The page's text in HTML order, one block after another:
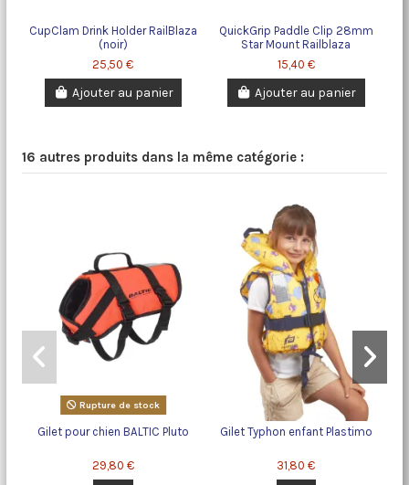
CupClam Drink Holder RailBlaza
(noir)
25,50 €
Ajouter au panier
QuickGrip Paddle Clip 28mm
Star Mount Railblaza
15,40 €
Ajouter au panier
16 autres produits dans la même catégorie :
Rupture de stock
Gilet pour chien BALTIC Pluto
29,80 €
Gilet Typhon enfant Plastimo
31,80 €